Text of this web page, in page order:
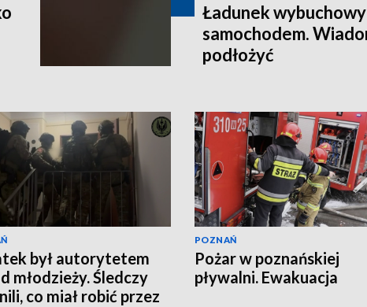
Ładunek
samochodem.
podłożyć
był autorytetem
młodzieży. Śledczy
co miał robić przez
POZNAŃ
Pożar w poznańskiej
pływalni. Ewakuacja